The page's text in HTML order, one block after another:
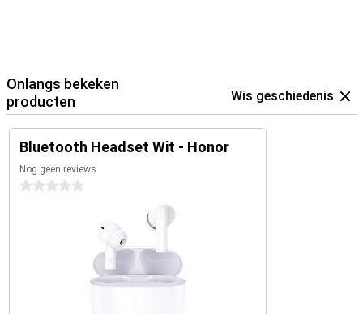
Onlangs bekeken
producten
Wis geschiedenis
Bluetooth Headset Wit - Honor
Nog geen reviews
0 sterren